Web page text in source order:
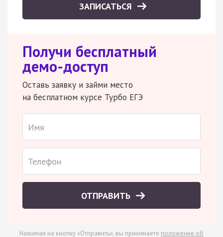
ЗАПИСАТЬСЯ
Получи бесплатный
демо-доступ
Оставь заявку и займи место
на бесплатном курсе Турбо ЕГЭ
ОТПРАВИТЬ
Нажимая на кнопку «Отправить», вы принимаете положение об